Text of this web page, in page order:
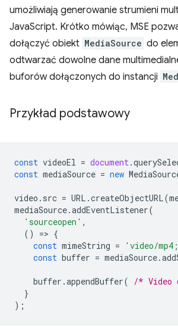
umożliwiają generowanie strumieni
JavaScript. Krótko mówiąc, MSE
dołączyć obiekt MediaSource do
odtwarzać dowolne dane
buforów dołączonych do instancji
Przykład podstawowy
const videoEl = document.
const mediaSource = new
video . src = URL .createObjectURL(
mediaSource.addEventListener(
'sourceopen' ,
()
=> {
const mimeString =
'video/
const buffer = mediaSource.
buffer .appendBuffer(
/* Video
}
);